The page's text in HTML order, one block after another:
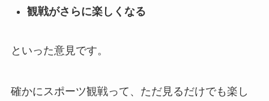
観戦がさらに楽しくなる
といった意見です。
確かにスポーツ観戦って、ただ見るだけでも楽し